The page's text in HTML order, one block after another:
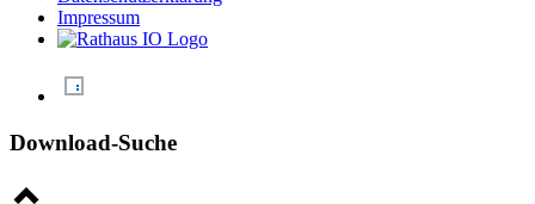
Impressum
Download-Suche